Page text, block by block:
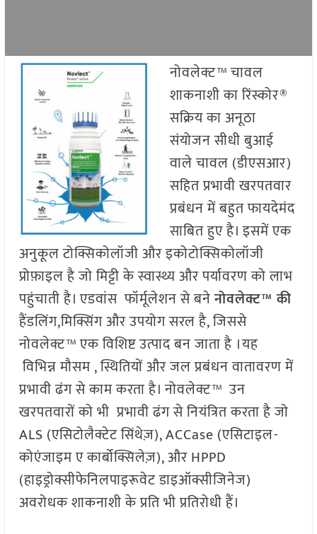
नोवलेक्ट™ चावल
शाकनाशी का रिंस्कोर®
सक्रिय का अनूठा
संयोजन सीधी बुआई
वाले चावल (डीएसआर)
सहित प्रभावी खरपतवार
प्रबंधन में बहुत फायदेमंद
साबित हुए है। इसमें एक
अनुकूल टोक्सिकोलॉजी और इकोटोक्सिकोलॉजी
प्रोफ़ाइल है जो मिट्टी के स्वास्थ्य और पर्यावरण को लाभ
पहुंचाती है। एडवांस फॉर्मूलेशन से बनेनोवलेक्ट™ की
हैंडलिंग,मिक्सिंग और उपयोग सरल है, जिससे
नोवलेक्ट™ एक विशिष्ट उत्पाद बन जाता है ।यह
विभिन्न मौसम , स्थितियों और जल प्रबंधन वातावरण में
प्रभावी ढंग से काम करता है। नोवलेक्ट™ उन
खरपतवारों को भी प्रभावी ढंग से नियंत्रित करता है जो
ALS (एसिटोलैक्टेट सिंथेज़), ACCase (एसिटाइल-
कोएंजाइम ए कार्बोक्सिलेज़), और HPPD
(हाइड्रोक्सीफेनिलपाइरूवेट डाइऑक्सीजिनेज)
अवरोधक शाकनाशी के प्रति भी प्रतिरोधी हैं।